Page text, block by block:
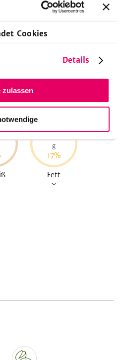
Cookies
Details
zulassen
12
g
17%
Fett